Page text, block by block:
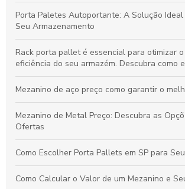
Porta Paletes Autoportante: A Solução
Seu Armazenamento
Rack porta pallet é essencial para otimizar
eficiência do seu armazém. Descubra como
Mezanino de aço preço como garantir o
Mezanino de Metal Preço: Descubra as
Ofertas
Como Escolher Porta Pallets em SP para
Como Calcular o Valor de um Mezanino e